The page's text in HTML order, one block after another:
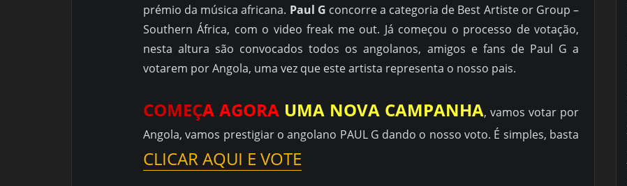
prémio da música africana. Paul G concorre a categoria de Best Artiste or Group –
Southern África, com o video freak me out. Já começou o processo de votação,
nesta altura são convocados todos os angolanos, amigos e fans de Paul G a
votarem por Angola, uma vez que este artista representa o nosso pais.
COMEÇA AGORA UMA NOVA CAMPANHA, vamos votar por
Angola, vamos prestigiar o angolano PAUL G dando o nosso voto. É simples, basta
CLICAR AQUI E VOTE